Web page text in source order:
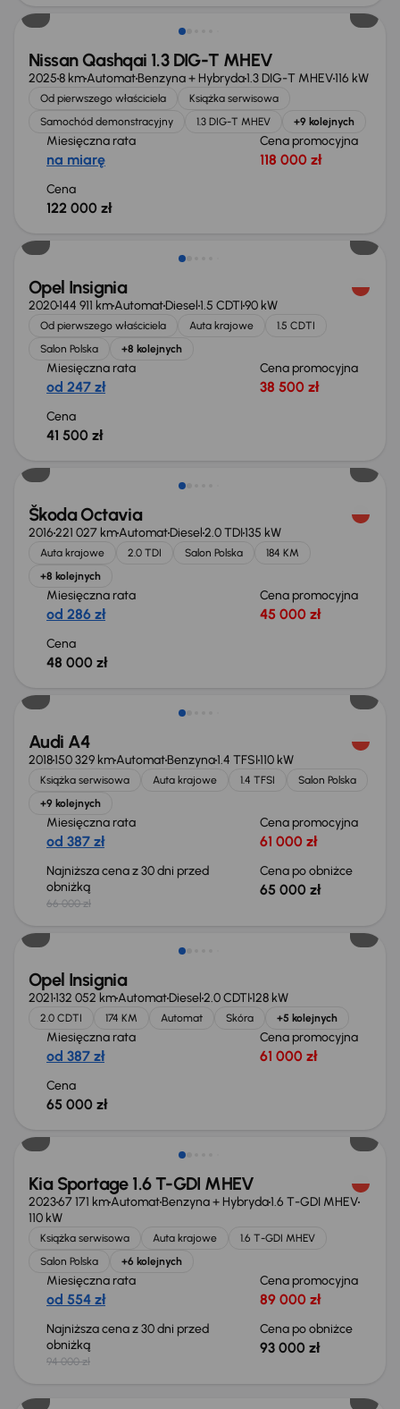
Nissan Qashqai 1.3 DIG-T MHEV
20258 kmAutomatBenzyna + Hybryda1.3 DIG-T MHEV116 kW
Od pierwszego właściciela
Książka serwisowa
Samochód demonstracyjny
1.3 DIG-T MHEV +9 kolejnych
Miesięczna rata
na miarę
Cena promocyjna
118 000 zł
Cena
122 000 zł
Opel Insignia
2020144 911 kmAutomatDiesel1.5 CDTI90 kW
Od pierwszego właściciela Auta krajowe
1.5 CDTI
Salon Polska
+8 kolejnych
Miesięczna rata
od 247 zł
Cena promocyjna
38 500 zł
Cena
41 500 zł
Škoda Octavia
2016221 027 kmAutomatDiesel2.0 TDI135 kW
Auta krajowe 2.0 TDI Salon Polska
184 KM
+8 kolejnych
Miesięczna rata
od 286 zł
Cena promocyjna
45 000 zł
Cena
48 000 zł
Taniej o 1 000 zł
Audi A4
2018150 329 kmAutomatBenzyna1.4 TFSI110 kW
Książka serwisowa Auta krajowe 1.4 TFSI
Salon Polska
+9 kolejnych
Miesięczna rata
od 387 zł
Cena promocyjna
61 000 zł
Najniższa cena z 30 dni przed
obniżką
66 000 zł
Cena po obniżce
65 000 zł
Opel Insignia
2021132 052 kmAutomatDiesel2.0 CDTI128 kW
2.0 CDTI 174 KM Automat Skóra +5 kolejnych
Miesięczna rata
od 387 zł
Cena promocyjna
61 000 zł
Cena
65 000 zł
Taniej o 1 000 zł
Kia Sportage 1.6 T-GDI MHEV
202367 171 kmAutomatBenzyna + Hybryda1.6 T-GDI MHEV
110 kW
Książka serwisowa Auta krajowe
1.6 T-GDI MHEV
Salon Polska
+6 kolejnych
Miesięczna rata
od 554 zł
Cena promocyjna
89 000 zł
Najniższa cena z 30 dni przed
obniżką
94 000 zł
Cena po obniżce
93 000 zł